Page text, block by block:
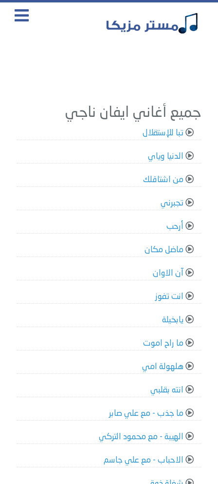
جميع أغاني ايفان ناجي
تبا للإستقلال
الدنيا وياي
من اشتاقلك
تجبرني
أرحب
ماضل مكان
آن الاوان
انت تفوز
يابخيلة
ما راح اموت
هلهولة امي
انته بقلبي
ما جذب - مع علي صابر
الهيبة - مع محمود التركي
الاحباب - مع علي جاسم